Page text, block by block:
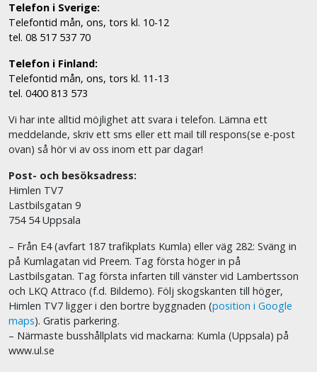
Telefon i Sverige:
Telefontid mån, ons, tors kl. 10-12
tel. 08 517 537 70
Telefon i Finland:
Telefontid mån, ons, tors kl. 11-13
tel. 0400 813 573
Vi har inte alltid möjlighet att svara i telefon. Lämna ett
meddelande, skriv ett sms eller ett mail till respons(se e-post
ovan) så hör vi av oss inom ett par dagar!
Post- och besöksadress:
Himlen TV7
Lastbilsgatan 9
754 54 Uppsala
– Från E4 (avfart 187 trafikplats Kumla) eller väg 282: Sväng in
på Kumlagatan vid Preem. Tag första höger in på
Lastbilsgatan. Tag första infarten till vänster vid Lambertsson
och LKQ Attraco (f.d. Bildemo). Följ skogskanten till höger,
Himlen TV7 ligger i den bortre byggnaden (position i Google
maps). Gratis parkering.
– Närmaste busshållplats vid mackarna: Kumla (Uppsala) på
www.ul.se